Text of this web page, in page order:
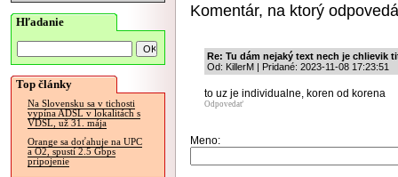
Hľadanie
Top články
Na Slovensku sa v tichosti
vypína ADSL v lokalitách s
VDSL, už 31. mája
Orange sa doťahuje na UPC
a O2, spustí 2.5 Gbps
pripojenie
Komentár, na ktorý
Re: Tu dám nejaký text nech je chlievik
Od: KillerM | Pridané: 2023-11-08 17:23:51
to uz je individualne, koren od korena
Odpovedať
Meno: